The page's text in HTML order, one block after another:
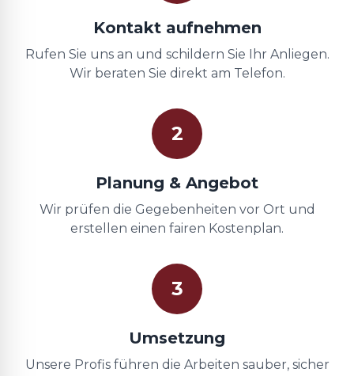
Kontakt aufnehmen
Rufen Sie uns an und schildern Sie Ihr Anliegen.
Wir beraten Sie direkt am Telefon.
2
Planung & Angebot
Wir prüfen die Gegebenheiten vor Ort und
erstellen einen fairen Kostenplan.
3
Umsetzung
Unsere Profis führen die Arbeiten sauber, sicher